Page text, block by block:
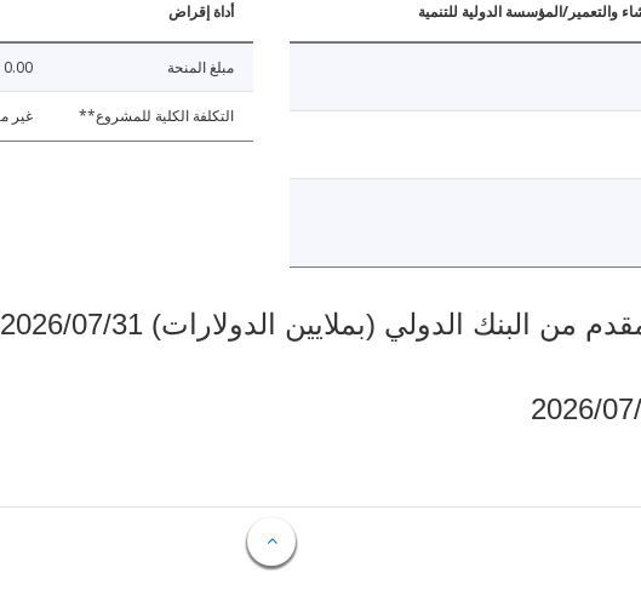
والتعمير/المؤسسة الدولية للتنمية أداة إقراض
مبلغ المنحة
التكلفة الكلية للمشروع** غير
الدولي (بملايين الدولارات) 2026/07/31